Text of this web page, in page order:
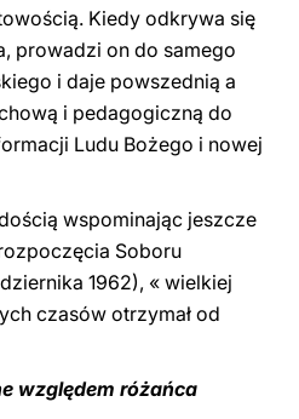
Kiedy odkrywa się
prowadzi on do samego
i daje powszednią a
i pedagogiczną do
Ludu Bożego i nowej
wspominając jeszcze
Soboru
1962), « wielkiej
czasów otrzymał od
względem różańca